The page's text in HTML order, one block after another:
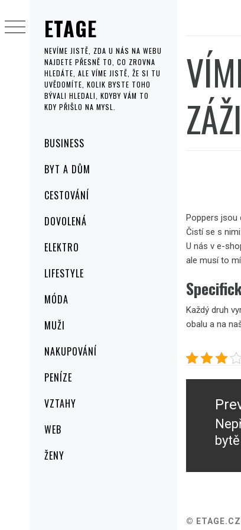
ETAGE
NEVÍME JISTĚ, ZDA U NÁS NA WEBU
NAJDETE PŘESNĚ TO, CO ZROVNA
HLEDÁTE, ALE VÍME JISTĚ, ŽE SI TU
UVĚDOMÍTE, KOLIK BYSTE TOHO
BÝVALI HLEDALI, KDYBY VÁM TO
KDY PŘIŠLO NA MYSL.
MenuBUSINESS
BYT A DŮM
CESTOVÁNÍ
DOVOLENÁ
ELEKTRO
LIFESTYLE
MÓDA
MUŽI
NAKUPOVÁNÍ
PENÍZE
VZTAHY
WEB
ŽENY
to
content
Poppers jsou
Čistí se s
U nás v e-
ale musí to
Každý druh
obalu a na
Navigace
©